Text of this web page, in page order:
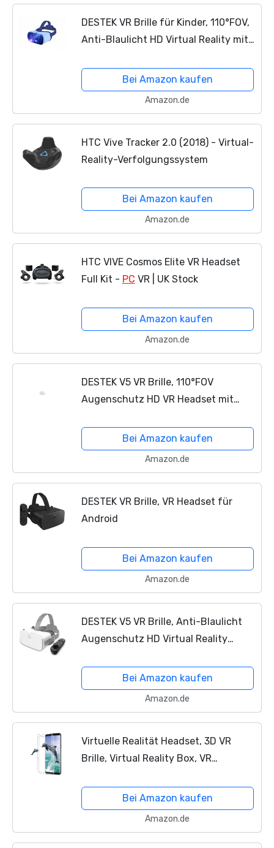
DESTEK VR Brille für Kinder, 110°FOV,
Anti-Blaulicht HD Virtual Reality mit
11/Pro/X/Xs/Max/XR/8P/7P,
Samsung...
Bei Amazon kaufen
Amazon.de
HTC Vive Tracker 2.0 (2018) - Virtual-
Reality-Verfolgungssystem
Bei Amazon kaufen
Amazon.de
HTC VIVE Cosmos Elite VR Headset
Full Kit - PC VR | UK Stock
Bei Amazon kaufen
Amazon.de
DESTEK V5 VR Brille, 110°FOV
Augenschutz HD VR Headset mit
12/11/X/Xs/8P/7P/8/7, für Samsung
S10/S8/Note 10/9/8/Plus, 4,7-6,8...
Bei Amazon kaufen
Amazon.de
DESTEK VR Brille, VR Headset für
Android
Bei Amazon kaufen
Amazon.de
DESTEK V5 VR Brille, Anti-Blaulicht
Augenschutz HD Virtual Reality
Samsung S20/S10/Note 10/9/Plus
Bei Amazon kaufen
Amazon.de
Virtuelle Realität Headset, 3D VR
Brille, Virtual Reality Box, VR
Kompatibel mit Android iOS und
Anderen 3.5''-6.0''...
Bei Amazon kaufen
Amazon.de